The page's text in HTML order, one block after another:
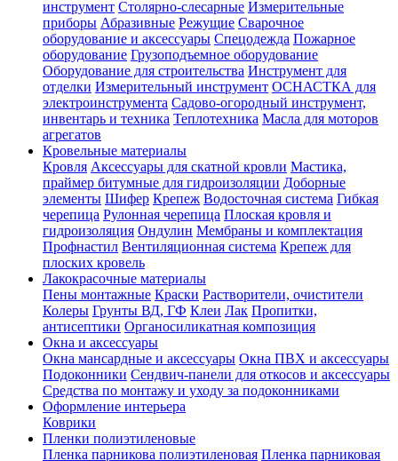
инструмент Столярно-слесарные Измерительные
приборы Абразивные Режущие Сварочное
оборудование и аксессуары Спецодежда Пожарное
оборудование Грузоподъемное оборудование
Оборудование для строительства Инструмент для
отделки Измерительный инструмент ОСНАСТКА для
электроинструмента Садово-огородный инструмент,
инвентарь и техника Теплотехника Масла для моторов
агрегатов
Кровельные материалы
Кровля Аксессуары для скатной кровли Мастика,
праймер битумные для гидроизоляции Доборные
элементы Шифер Крепеж Водосточная система Гибкая
черепица Рулонная черепица Плоская кровля и
гидроизоляция Ондулин Мембраны и комплектация
Профнастил Вентиляционная система Крепеж для
плоских кровель
Лакокрасочные материалы
Пены монтажные Краски Растворители, очистители
Колеры Грунты ВД, ГФ Клеи Лак Пропитки,
антисептики Органосиликатная композиция
Окна и аксессуары
Окна мансардные и аксессуары Окна ПВХ и аксессуары
Подоконники Сендвич-панели для откосов и аксессуары
Средства по монтажу и уходу за подоконниками
Оформление интерьера
Коврики
Пленки полиэтиленовые
Пленка парникова полиэтиленовая Пленка парниковая